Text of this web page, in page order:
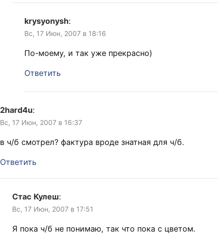
krysyonysh:
Вс, 17 Июн, 2007 в 18:16
По-моему, и так уже прекрасно)
Ответить
2hard4u:
Вс, 17 Июн, 2007 в 16:37
в ч/б смотрел? фактура вроде знатная для ч/б.
Ответить
Стас Кулеш:
Вс, 17 Июн, 2007 в 17:51
Я пока ч/б не понимаю, так что пока с цветом.